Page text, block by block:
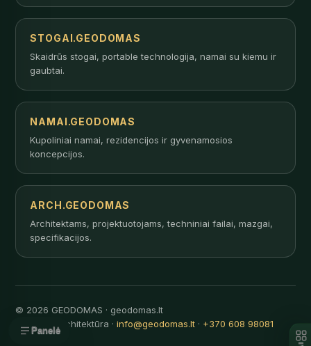
Panelė
STOGAI.GEODOMAS
Skaidrūs stogai, portable technologija, namai su kiemu ir
gaubtai.
NAMAI.GEODOMAS
Kupoliniai namai, rezidencijos ir gyvenamosios
koncepcijos.
ARCH.GEODOMAS
Architektams, projektuotojams, techniniai failai, mazgai,
specifikacijos.
© 2026 GEODOMAS · geodomas.lt
Inovatyvi architektūra ·info@geodomas.lt · +370 608 98081